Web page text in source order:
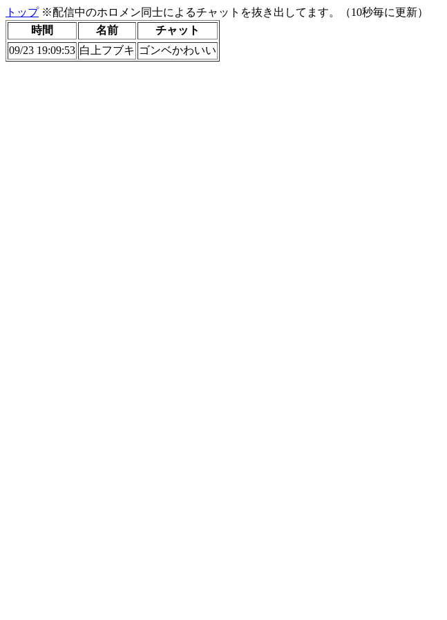
トップ※配信中のホロメン同士によるチャットを抜き出してます。（10秒毎に更新）
時間
名前
チャット
09/23 19:09:53 白上フブキ ゴンベかわいい